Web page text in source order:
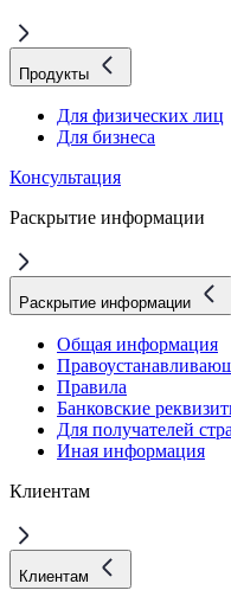
Продукты
Для физических лиц
Для бизнеса
Консультация
Раскрытие информации
Раскрытие информации
Общая информация
Правила
Банковские
Для получателей
Иная информация
Клиентам
Клиентам